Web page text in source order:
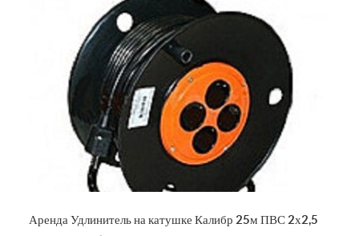
Аренда Удлинитель на катушке Калибр 25м ПВС 2х2,5